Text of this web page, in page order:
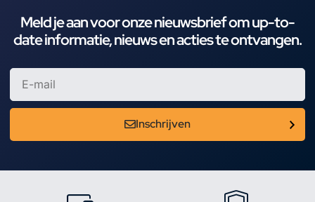
Meld je aan voor onze nieuwsbrief om up-to-
date informatie, nieuws en acties te ontvangen.
Inschrijven